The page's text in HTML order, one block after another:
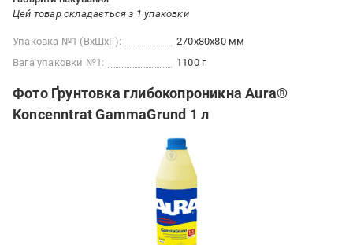
Цей товар складається з 1 упаковки
Упаковка №1 (ВхШхГ):
270x80x80 мм
Вага упаковки №1:
1100 г
Фото Ґрунтовка глибокопроникна Aura®
Koncenntrat GammaGrund 1 л